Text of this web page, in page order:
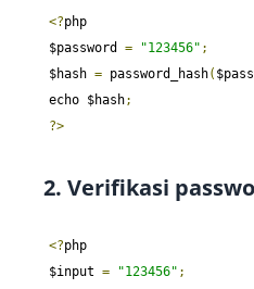
<?php
$password = "123456" ;
$hash = password_hash(
echo $hash;
?>
2. Verifikasi
<?php
$input = "123456" ;